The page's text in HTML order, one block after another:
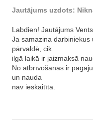
Jautājums uzdots:
Labdien! Jautājums
Ja samazina
pārvaldē, cik
ilgā laikā ir jaizmaksā
No atbrīvošanas ir
un nauda
nav ieskaitīta.